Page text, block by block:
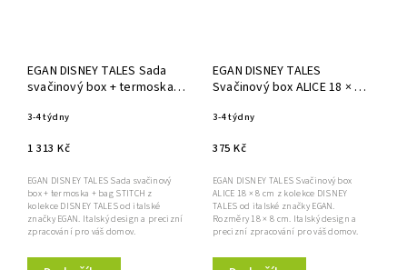
EGAN DISNEY TALES Sada
svačinový box + termoska +
3-4 týdny
1 313 Kč
EGAN DISNEY TALES Sada svačinový
box + termoska + bag STITCH z
kolekce DISNEY TALES od italské
značky EGAN. Italský design a precizní
zpracování pro váš domov.
EGAN DISNEY TALES
Svačinový box ALICE 18 × 8
3-4 týdny
375 Kč
EGAN DISNEY TALES Svačinový box
ALICE 18 × 8 cm z kolekce DISNEY
TALES od italské značky EGAN.
Rozměry 18 × 8 cm. Italský design a
precizní zpracování pro váš domov.